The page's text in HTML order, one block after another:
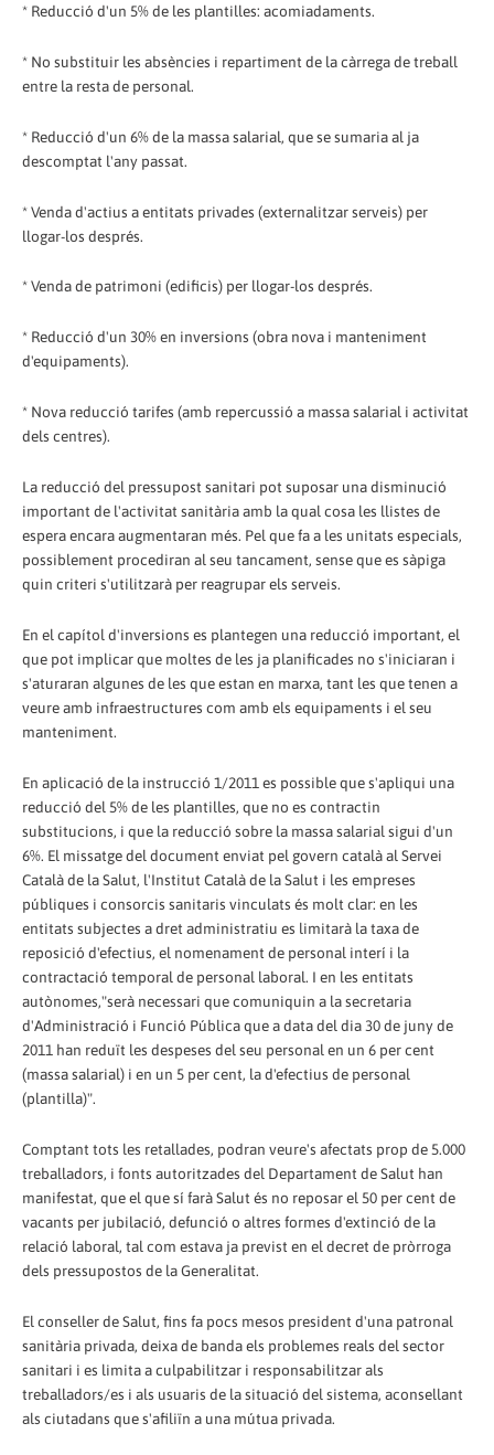
* Reducció d'un 5% de les plantilles: acomiadaments.
* No substituir les absències i repartiment de la càrrega de treball
entre la resta de personal.
* Reducció d'un 6% de la massa salarial, que se sumaria al ja
descomptat l'any passat.
* Venda d'actius a entitats privades (externalitzar serveis) per
llogar-los després.
* Venda de patrimoni (edificis) per llogar-los després.
* Reducció d'un 30% en inversions (obra nova i manteniment
d'equipaments).
* Nova reducció tarifes (amb repercussió a massa salarial i activitat
dels centres).
La reducció del pressupost sanitari pot suposar una disminució
important de l'activitat sanitària amb la qual cosa les llistes de
espera encara augmentaran més. Pel que fa a les unitats especials,
possiblement procediran al seu tancament, sense que es sàpiga
quin criteri s'utilitzarà per reagrupar els serveis.
En el capítol d'inversions es plantegen una reducció important, el
que pot implicar que moltes de les ja planificades no s'iniciaran i
s'aturaran algunes de les que estan en marxa, tant les que tenen a
veure amb infraestructures com amb els equipaments i el seu
manteniment.
En aplicació de la instrucció 1/2011 es possible que s'apliqui una
reducció del 5% de les plantilles, que no es contractin
substitucions, i que la reducció sobre la massa salarial sigui d'un
6%. El missatge del document enviat pel govern català al Servei
Català de la Salut, l'Institut Català de la Salut i les empreses
públiques i consorcis sanitaris vinculats és molt clar: en les
entitats subjectes a dret administratiu es limitarà la taxa de
reposició d'efectius, el nomenament de personal interí i la
contractació temporal de personal laboral. I en les entitats
autònomes,"serà necessari que comuniquin a la secretaria
d'Administració i Funció Pública que a data del dia 30 de juny de
2011 han reduït les despeses del seu personal en un 6 per cent
(massa salarial) i en un 5 per cent, la d'efectius de personal
(plantilla)".
Comptant tots les retallades, podran veure's afectats prop de 5.000
treballadors, i fonts autoritzades del Departament de Salut han
manifestat, que el que sí farà Salut és no reposar el 50 per cent de
vacants per jubilació, defunció o altres formes d'extinció de la
relació laboral, tal com estava ja previst en el decret de pròrroga
dels pressupostos de la Generalitat.
El conseller de Salut, fins fa pocs mesos president d'una patronal
sanitària privada, deixa de banda els problemes reals del sector
sanitari i es limita a culpabilitzar i responsabilitzar als
treballadors/es i als usuaris de la situació del sistema, aconsellant
als ciutadans que s'afiliïn a una mútua privada.